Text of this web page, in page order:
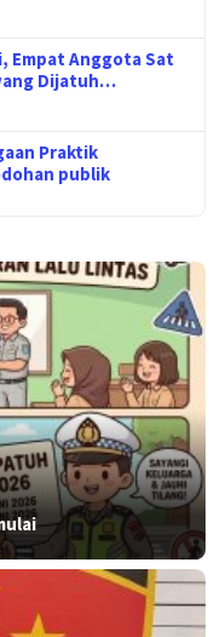
Empat Anggota Sat
Dijatuh…
Praktik
publik